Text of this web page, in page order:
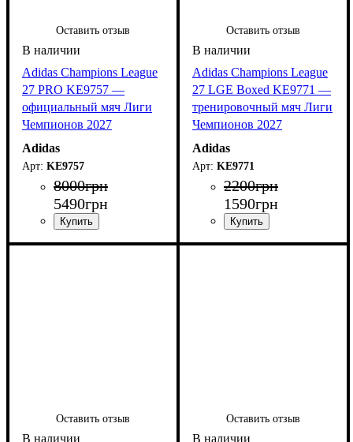
Оставить отзыв
Adidas Champions League
27 PRO KE9757 —
официальный мяч Лиги
Чемпионов 2027
Adidas
KE9757
8000грн
5490грн
Оставить отзыв
Adidas Champions League
27 LGE Boxed KE9771 —
тренировочный мяч Лиги
Чемпионов 2027
Adidas
KE9771
2200грн
1590грн
Оставить отзыв Оставить отзыв